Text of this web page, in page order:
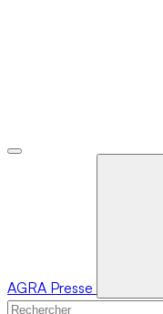
AGRA Presse